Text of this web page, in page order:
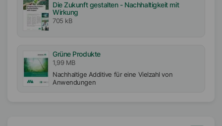
Die Zukunft gestalten - Nachhaltigkeit mit
Wirkung
705 kB
Grüne Produkte
1,99 MB
Nachhaltige Additive für eine Vielzahl von
Anwendungen